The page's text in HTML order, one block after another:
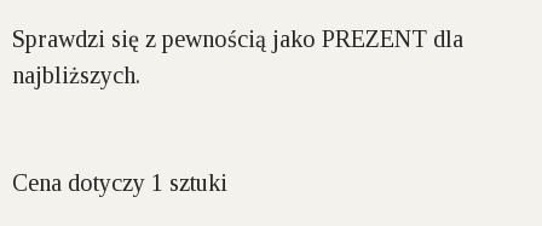
Sprawdzi się z pewnością jako PREZENT dla
najbliższych.
Cena dotyczy 1 sztuki